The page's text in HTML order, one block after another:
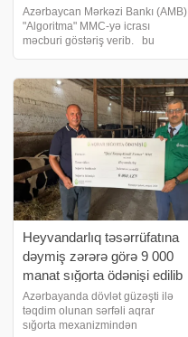
Azərbaycan Mərkəzi Bankı (AMB)
"Algoritma" MMC-yə icrası
məcburi göstəriş verib. bu
təşkilatları və elektron pul
təşkilatları tərəfindən fəaliyyəti
Heyvandarlıq təsərrüfatına
dəymiş zərərə görə 9 000
manat sığorta ödənişi edilib
Azərbayanda dövlət güzəşti ilə
təqdim olunan sərfəli aqrar
sığorta mexanizmindən